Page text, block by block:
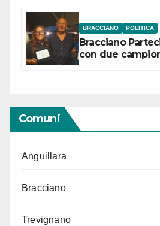
BRACCIANO POLITICA
Bracciano
con due
Comuni
Anguillara
Bracciano
Trevignano